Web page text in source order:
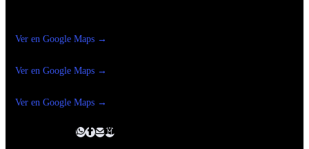
Ver en Google Maps →
Ver en Google Maps →
Ver en Google Maps →